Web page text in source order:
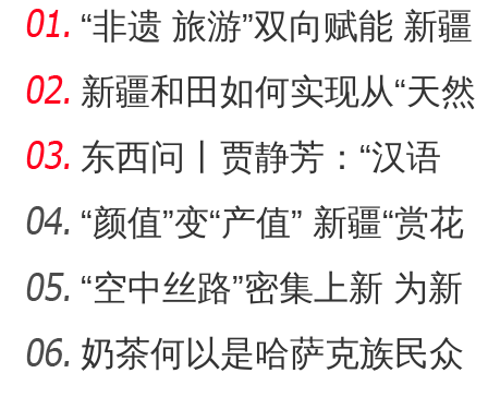
“阿克苏是个好地方·四季
“非遗 旅游”双向赋能 新疆
阿合奇猎鹰文化“破圈
新疆和田如何实现从“天然
药仓”到“中医药之乡”
东西问丨贾静芳：“汉语
热”如何在塔吉克斯坦升温
“颜值”变“产值” 新疆“赏花
经济”有力助推乡村
“空中丝路”密集上新 为新
疆喀什经济高质量发展注
奶茶何以是哈萨克族民众